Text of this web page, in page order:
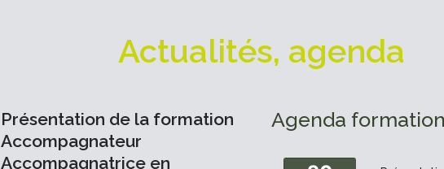
Actualités, agenda
Présentation de la formation
Accompagnateur
Accompagnatrice en
Agenda